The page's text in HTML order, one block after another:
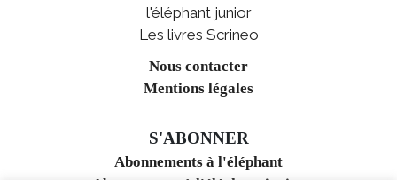
l'éléphant junior
Les livres Scrineo
Nous contacter
Mentions légales
S'ABONNER
Abonnements à l'éléphant
Abonnements à l'éléphant junior